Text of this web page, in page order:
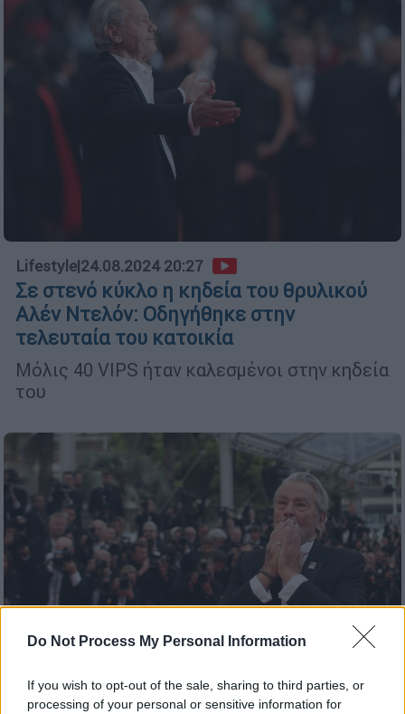
Do Not Process My Personal Information
If you wish to opt-out of the sale, sharing to third parties, or
processing of your personal or sensitive information for
Lifestyle|24.08.2024 20:27
Σε στενό κύκλο η κηδεία του θρυλικού
Αλέν Ντελόν: Οδηγήθηκε στην
τελευταία του κατοικία
Μόλις 40 VIPS ήταν καλεσμένοι στην κηδεία
του